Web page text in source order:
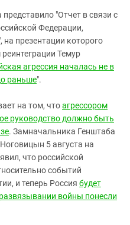
представило "Отчет в связи с
Федерации,
на презентации которого
Темур
агрессия началась не в
раньше".
на том, чтоагрессором
руководство должно быть
. Замначальника Генштаба
5 августа на
что российской
событий
и теперь Россия будет
войны понесли